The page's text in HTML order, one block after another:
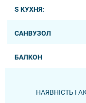
S КУХНЯ:
САНВУЗОЛ
БАЛКОН
НАЯВНІСТЬ І